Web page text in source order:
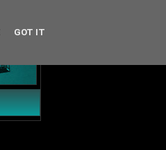
GOT IT